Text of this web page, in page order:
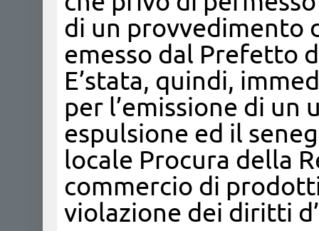
di un provvedimento
emesso dal Prefetto
E’stata, quindi,
per l’emissione di
espulsione ed il
locale Procura della
commercio di
violazione dei diritti